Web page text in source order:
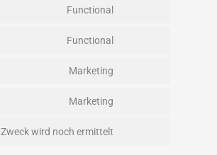
Functional
Functional
Marketing
Marketing
Zweck wird noch ermittelt